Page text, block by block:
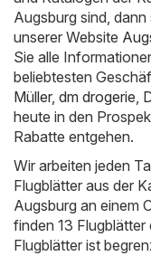
Augsburg sind,
unserer Website
Sie alle
beliebtesten
Müller, dm drogerie,
heute in den
Rabatte entgehen.
Wir arbeiten jeden
Flugblätter aus der
Augsburg an einem
finden 13 Flugblätter
Flugblätter ist